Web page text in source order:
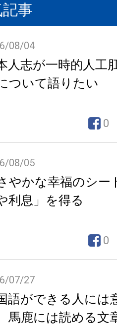
事
08/04
人志が一時的人工
ついて語りたい
0
08/05
やかな幸福のシー
利息」を得る
0
07/27
語ができる人には
馬鹿には読める文